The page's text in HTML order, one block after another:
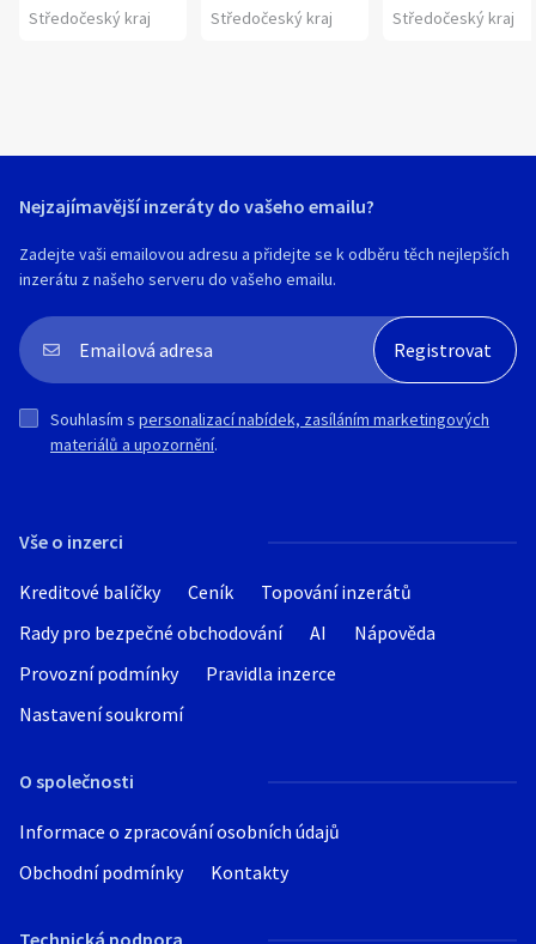
Středočeský kraj Středočeský kraj Středočeský kraj
Vše o inzerci
Kreditové balíčky Ceník
Topování inzerátů
Rady pro bezpečné obchodování
AI
Nápověda
Provozní podmínky
Pravidla inzerce
Nastavení soukromí
O společnosti
Informace o zpracování osobních údajů
Obchodní podmínky
Kontakty
Technická podpora
Nejzajímavější inzeráty do vašeho emailu?
Zadejte vaši emailovou adresu a přidejte se k odběru těch nejlepších
inzerátu z našeho serveru do vašeho emailu.
Souhlasím s personalizací nabídek, zasíláním marketingových
materiálů a upozornění.